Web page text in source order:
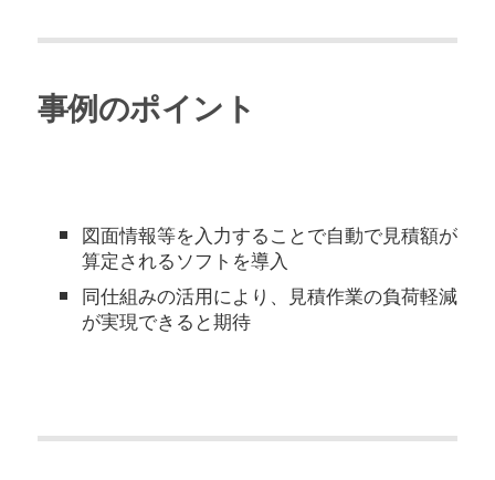
事例のポイント
図⾯情報等を⼊⼒することで⾃動で⾒積額が
算定されるソフトを導⼊
同仕組みの活⽤により、⾒積作業の負荷軽減
が実現できると期待